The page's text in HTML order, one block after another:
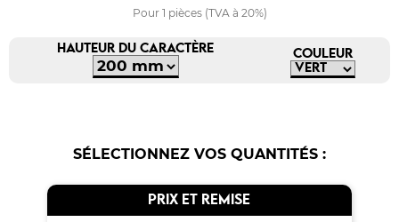
Pour 1 pièces (TVA à 20%)
HAUTEUR DU CARACTÈRE COULEUR
SÉLECTIONNEZ VOS QUANTITÉS :
PRIX ET REMISE